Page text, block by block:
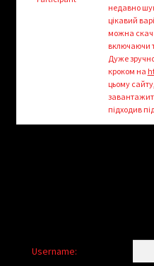
Login/Create Account
недавно
цікавий
можна
включаючи
Дуже
кроком на
цьому
підходив
Username: